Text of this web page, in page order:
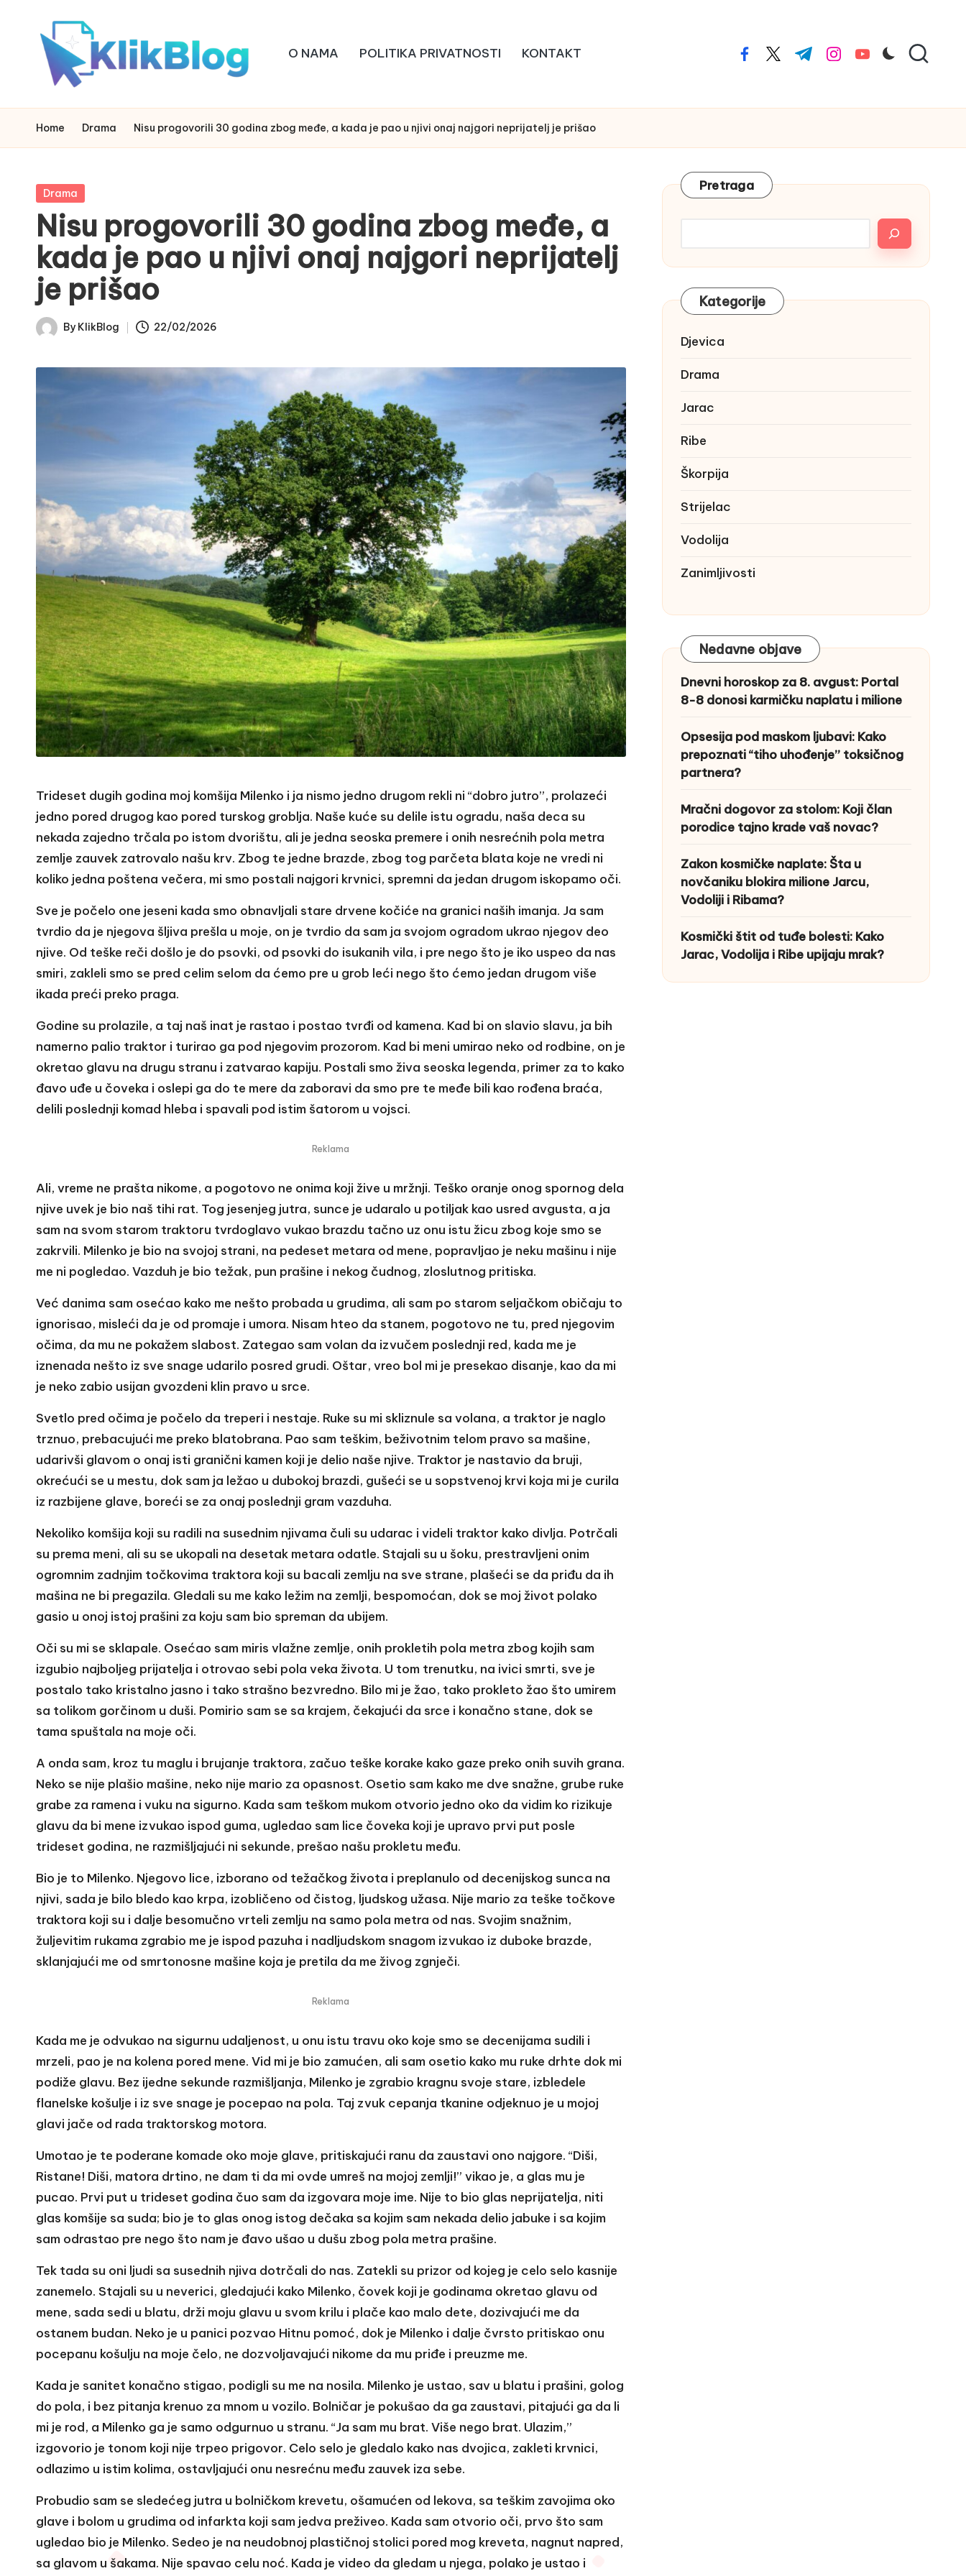
k
li
b
l
o
g
O NAMA POLITIKA PRIVATNOSTI KONTAKT facebook.com
twitter.com
t.me instagram.com
youtube.com
Home Drama Nisu progovorili 30 godina zbog međe, a kada je pao u njivi onaj najgori neprijatelj je prišao
Posted
Drama
Nisu progovorili 30 godina zbog međe, a
kada je pao u njivi onaj najgori neprijatelj
je prišao
Posted
By KlikBlog 22/02/2026
Trideset dugih godina moj komšija Milenko i ja nismo jedno drugom rekli ni “dobro jutro”, prolazeći
jedno pored drugog kao pored turskog groblja. Naše kuće su delile istu ogradu, naša deca su
nekada zajedno trčala po istom dvorištu, ali je jedna seoska premere i onih nesrećnih pola metra
zemlje zauvek zatrovalo našu krv. Zbog te jedne brazde, zbog tog parčeta blata koje ne vredi ni
koliko jedna poštena večera, mi smo postali najgori krvnici, spremni da jedan drugom iskopamo oči.
Sve je počelo one jeseni kada smo obnavljali stare drvene kočiće na granici naših imanja. Ja sam
tvrdio da je njegova šljiva prešla u moje, on je tvrdio da sam ja svojom ogradom ukrao njegov deo
njive. Od teške reči došlo je do psovki, od psovki do isukanih vila, i pre nego što je iko uspeo da nas
smiri, zakleli smo se pred celim selom da ćemo pre u grob leći nego što ćemo jedan drugom više
ikada preći preko praga.
Godine su prolazile, a taj naš inat je rastao i postao tvrđi od kamena. Kad bi on slavio slavu, ja bih
namerno palio traktor i turirao ga pod njegovim prozorom. Kad bi meni umirao neko od rodbine, on je
okretao glavu na drugu stranu i zatvarao kapiju. Postali smo živa seoska legenda, primer za to kako
đavo uđe u čoveka i oslepi ga do te mere da zaboravi da smo pre te međe bili kao rođena braća,
delili poslednji komad hleba i spavali pod istim šatorom u vojsci.
Reklama
Ali, vreme ne prašta nikome, a pogotovo ne onima koji žive u mržnji. Teško oranje onog spornog dela
njive uvek je bio naš tihi rat. Tog jesenjeg jutra, sunce je udaralo u potiljak kao usred avgusta, a ja
sam na svom starom traktoru tvrdoglavo vukao brazdu tačno uz onu istu žicu zbog koje smo se
zakrvili. Milenko je bio na svojoj strani, na pedeset metara od mene, popravljao je neku mašinu i nije
me ni pogledao. Vazduh je bio težak, pun prašine i nekog čudnog, zloslutnog pritiska.
Već danima sam osećao kako me nešto probada u grudima, ali sam po starom seljačkom običaju to
ignorisao, misleći da je od promaje i umora. Nisam hteo da stanem, pogotovo ne tu, pred njegovim
očima, da mu ne pokažem slabost. Zategao sam volan da izvučem poslednji red, kada me je
iznenada nešto iz sve snage udarilo posred grudi. Oštar, vreo bol mi je presekao disanje, kao da mi
je neko zabio usijan gvozdeni klin pravo u srce.
Svetlo pred očima je počelo da treperi i nestaje. Ruke su mi skliznule sa volana, a traktor je naglo
trznuo, prebacujući me preko blatobrana. Pao sam teškim, beživotnim telom pravo sa mašine,
udarivši glavom o onaj isti granični kamen koji je delio naše njive. Traktor je nastavio da bruji,
okrećući se u mestu, dok sam ja ležao u dubokoj brazdi, gušeći se u sopstvenoj krvi koja mi je curila
iz razbijene glave, boreći se za onaj poslednji gram vazduha.
Nekoliko komšija koji su radili na susednim njivama čuli su udarac i videli traktor kako divlja. Potrčali
su prema meni, ali su se ukopali na desetak metara odatle. Stajali su u šoku, prestravljeni onim
ogromnim zadnjim točkovima traktora koji su bacali zemlju na sve strane, plašeći se da priđu da ih
mašina ne bi pregazila. Gledali su me kako ležim na zemlji, bespomoćan, dok se moj život polako
gasio u onoj istoj prašini za koju sam bio spreman da ubijem.
Oči su mi se sklapale. Osećao sam miris vlažne zemlje, onih prokletih pola metra zbog kojih sam
izgubio najboljeg prijatelja i otrovao sebi pola veka života. U tom trenutku, na ivici smrti, sve je
postalo tako kristalno jasno i tako strašno bezvredno. Bilo mi je žao, tako prokleto žao što umirem
sa tolikom gorčinom u duši. Pomirio sam se sa krajem, čekajući da srce i konačno stane, dok se
tama spuštala na moje oči.
A onda sam, kroz tu maglu i brujanje traktora, začuo teške korake kako gaze preko onih suvih grana.
Neko se nije plašio mašine, neko nije mario za opasnost. Osetio sam kako me dve snažne, grube ruke
grabe za ramena i vuku na sigurno. Kada sam teškom mukom otvorio jedno oko da vidim ko rizikuje
glavu da bi mene izvukao ispod guma, ugledao sam lice čoveka koji je upravo prvi put posle
trideset godina, ne razmišljajući ni sekunde, prešao našu prokletu među.
Bio je to Milenko. Njegovo lice, izborano od težačkog života i preplanulo od decenijskog sunca na
njivi, sada je bilo bledo kao krpa, izobličeno od čistog, ljudskog užasa. Nije mario za teške točkove
traktora koji su i dalje besomučno vrteli zemlju na samo pola metra od nas. Svojim snažnim,
žuljevitim rukama zgrabio me je ispod pazuha i nadljudskom snagom izvukao iz duboke brazde,
sklanjajući me od smrtonosne mašine koja je pretila da me živog zgnječi.
Reklama
Kada me je odvukao na sigurnu udaljenost, u onu istu travu oko koje smo se decenijama sudili i
mrzeli, pao je na kolena pored mene. Vid mi je bio zamućen, ali sam osetio kako mu ruke drhte dok mi
podiže glavu. Bez ijedne sekunde razmišljanja, Milenko je zgrabio kragnu svoje stare, izbledele
flanelske košulje i iz sve snage je pocepao na pola. Taj zvuk cepanja tkanine odjeknuo je u mojoj
glavi jače od rada traktorskog motora.
Umotao je te poderane komade oko moje glave, pritiskajući ranu da zaustavi ono najgore. “Diši,
Ristane! Diši, matora drtino, ne dam ti da mi ovde umreš na mojoj zemlji!” vikao je, a glas mu je
pucao. Prvi put u trideset godina čuo sam da izgovara moje ime. Nije to bio glas neprijatelja, niti
glas komšije sa suda; bio je to glas onog istog dečaka sa kojim sam nekada delio jabuke i sa kojim
sam odrastao pre nego što nam je đavo ušao u dušu zbog pola metra prašine.
Tek tada su oni ljudi sa susednih njiva dotrčali do nas. Zatekli su prizor od kojeg je celo selo kasnije
zanemelo. Stajali su u neverici, gledajući kako Milenko, čovek koji je godinama okretao glavu od
mene, sada sedi u blatu, drži moju glavu u svom krilu i plače kao malo dete, dozivajući me da
ostanem budan. Neko je u panici pozvao Hitnu pomoć, dok je Milenko i dalje čvrsto pritiskao onu
pocepanu košulju na moje čelo, ne dozvoljavajući nikome da mu priđe i preuzme me.
Kada je sanitet konačno stigao, podigli su me na nosila. Milenko je ustao, sav u blatu i prašini, golog
do pola, i bez pitanja krenuo za mnom u vozilo. Bolničar je pokušao da ga zaustavi, pitajući ga da li
mi je rod, a Milenko ga je samo odgurnuo u stranu. “Ja sam mu brat. Više nego brat. Ulazim,”
izgovorio je tonom koji nije trpeo prigovor. Celo selo je gledalo kako nas dvojica, zakleti krvnici,
odlazimo u istim kolima, ostavljajući onu nesrećnu među zauvek iza sebe.
Probudio sam se sledećeg jutra u bolničkom krevetu, ošamućen od lekova, sa teškim zavojima oko
glave i bolom u grudima od infarkta koji sam jedva preživeo. Kada sam otvorio oči, prvo što sam
ugledao bio je Milenko. Sedeo je na neudobnoj plastičnoj stolici pored mog kreveta, nagnut napred,
sa glavom u šakama. Nije spavao celu noć. Kada je video da gledam u njega, polako je ustao i
Pretraga
Kategorije
Djevica
Drama
Jarac
Ribe
Škorpija
Strijelac
Vodolija
Zanimljivosti
Nedavne objave
Dnevni horoskop za 8. avgust: Portal
8-8 donosi karmičku naplatu i milione
Opsesija pod maskom ljubavi: Kako
prepoznati “tiho uhođenje” toksičnog
partnera?
Mračni dogovor za stolom: Koji član
porodice tajno krade vaš novac?
Zakon kosmičke naplate: Šta u
novčaniku blokira milione Jarcu,
Vodoliji i Ribama?
Kosmički štit od tuđe bolesti: Kako
Jarac, Vodolija i Ribe upijaju mrak?